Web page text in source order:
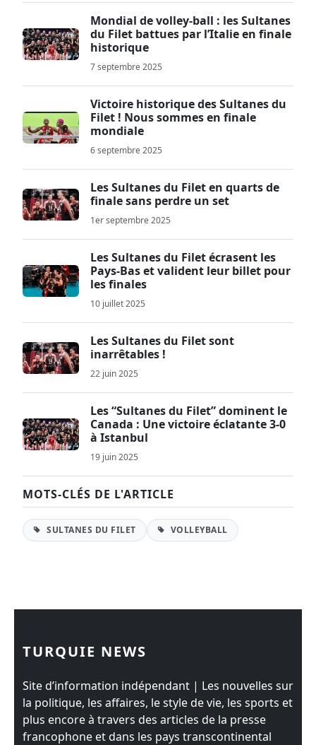
Mondial de volley-ball : les Sultanes
du Filet battues par l’Italie en finale
historique
7 septembre 2025
Victoire historique des Sultanes du
Filet ! Nous sommes en finale
mondiale
6 septembre 2025
Les Sultanes du Filet en quarts de
finale sans perdre un set
1er septembre 2025
Les Sultanes du Filet écrasent les
Pays-Bas et valident leur billet pour
les finales
10 juillet 2025
Les Sultanes du Filet sont
inarrêtables !
22 juin 2025
Les “Sultanes du Filet” dominent le
Canada : Une victoire éclatante 3‑0
à Istanbul
19 juin 2025
MOTS-CLÉS DE L'ARTICLE
SULTANES DU FILET VOLLEYBALL
TURQUIE NEWS
Site d’information indépendant | Les nouvelles sur
la politique, les affaires, le style de vie, les sports et
plus encore à travers des articles de la presse
francophone et dans les pays transcontinental